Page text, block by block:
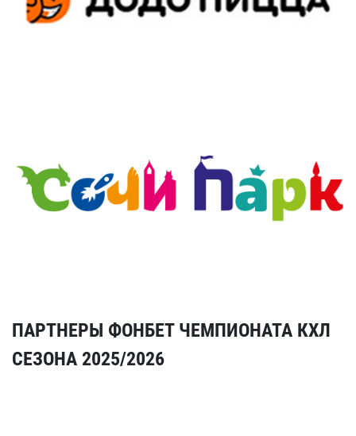
ПАРТНЕРЫ ФОНБЕТ ЧЕМПИОНАТА КХЛ
СЕЗОНА 2025/2026